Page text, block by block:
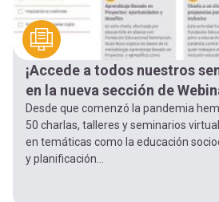
¡Accede a todos nuestros
en la nueva sección de
Desde que comenzó la pandemia
50 charlas, talleres y seminarios
en temáticas como la educación
y planificación...